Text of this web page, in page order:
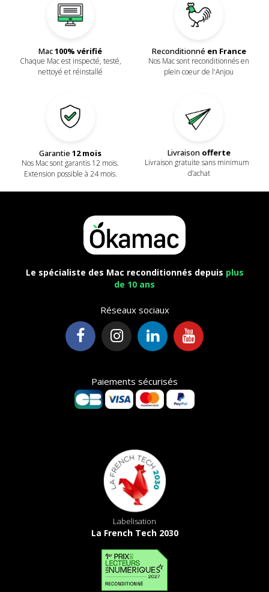
Mac100% vérifié
Chaque Mac est inspecté, testé,
nettoyé et réinstallé
Reconditionné en France
Nos Mac sont reconditionnés en
plein coeur de l'Anjou
Garantie 12 mois
Nos Mac sont garantis 12 mois.
Extension possible à 24 mois.
Livraison offerte
Livraison gratuite sans minimum
d’achat
Le spécialiste des Mac reconditionnés depuis plus
de 10 ans
Réseaux sociaux
Paiements sécurisés
Labelisation
La French Tech 2030